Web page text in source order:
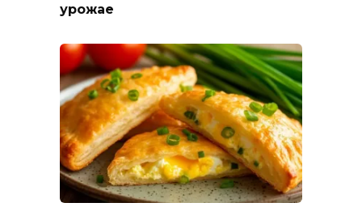
урожае